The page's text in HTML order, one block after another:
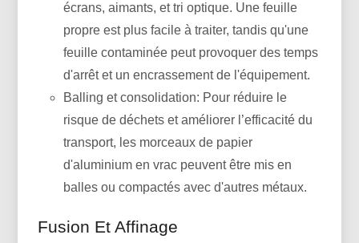
écrans, aimants, et tri optique. Une feuille
propre est plus facile à traiter, tandis qu'une
feuille contaminée peut provoquer des temps
d'arrêt et un encrassement de l'équipement.
Balling et consolidation: Pour réduire le
risque de déchets et améliorer l’efficacité du
transport, les morceaux de papier
d'aluminium en vrac peuvent être mis en
balles ou compactés avec d'autres métaux.
Fusion Et Affinage